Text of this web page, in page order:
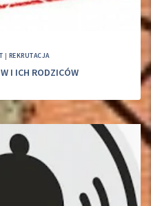
| REKRUTACJA
I ICH RODZICÓW